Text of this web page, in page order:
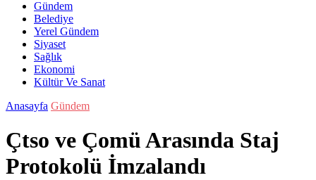
Gündem
Belediye
Yerel Gündem
Siyaset
Sağlık
Ekonomi
Kültür Ve Sanat
Anasayfa Gündem
Çtso ve Çomü Arasında Staj
Protokolü İmzalandı